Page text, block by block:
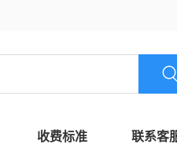
收费标准 联系客